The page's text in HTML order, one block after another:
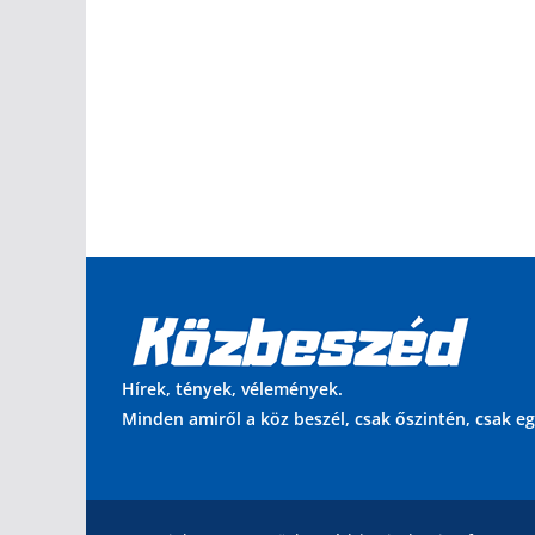
Hírek, tények, vélemények.
Minden amiről a köz beszél, csak őszintén, csak